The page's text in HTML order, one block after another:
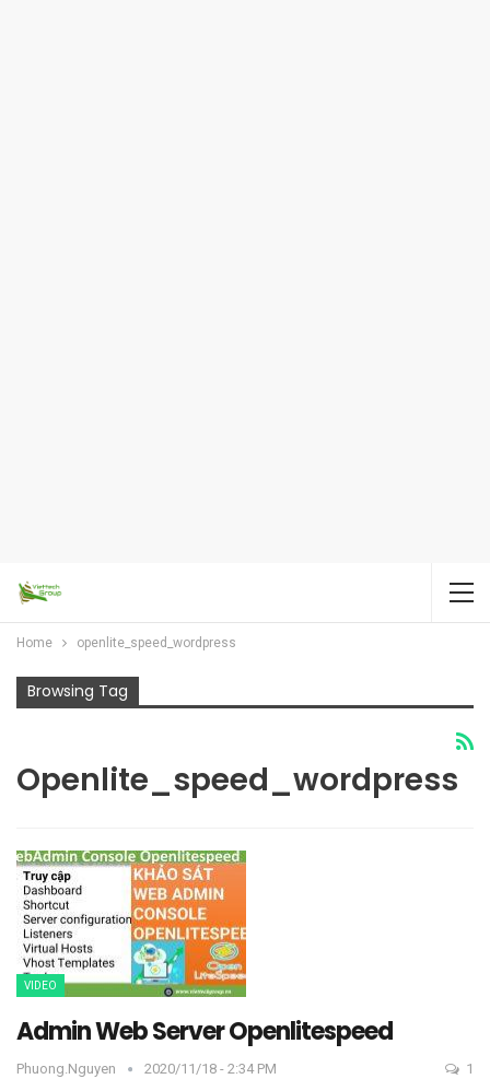
Home openlite_speed_wordpress
Browsing Tag
Openlite_speed_wordpress
VIDEO
Admin Web Server Openlitespeed
Phuong.nguyen 2020/11/18 - 2:34 PM 1